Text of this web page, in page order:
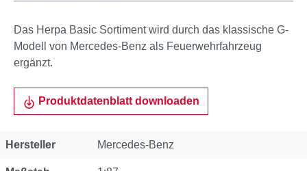
Das Herpa Basic Sortiment wird durch das klassische G-
Modell von Mercedes-Benz als Feuerwehrfahrzeug
ergänzt.
Produktdatenblatt downloaden
Eigenschaft Wert
Hersteller Mercedes-Benz